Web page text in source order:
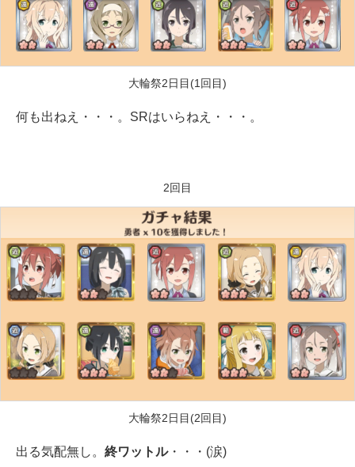
大輪祭2日目(1回目)
何も出ねえ・・・。SRはいらねえ・・・。
2回目
大輪祭2日目(2回目)
出る気配無し。 終ワットル・・・(涙)